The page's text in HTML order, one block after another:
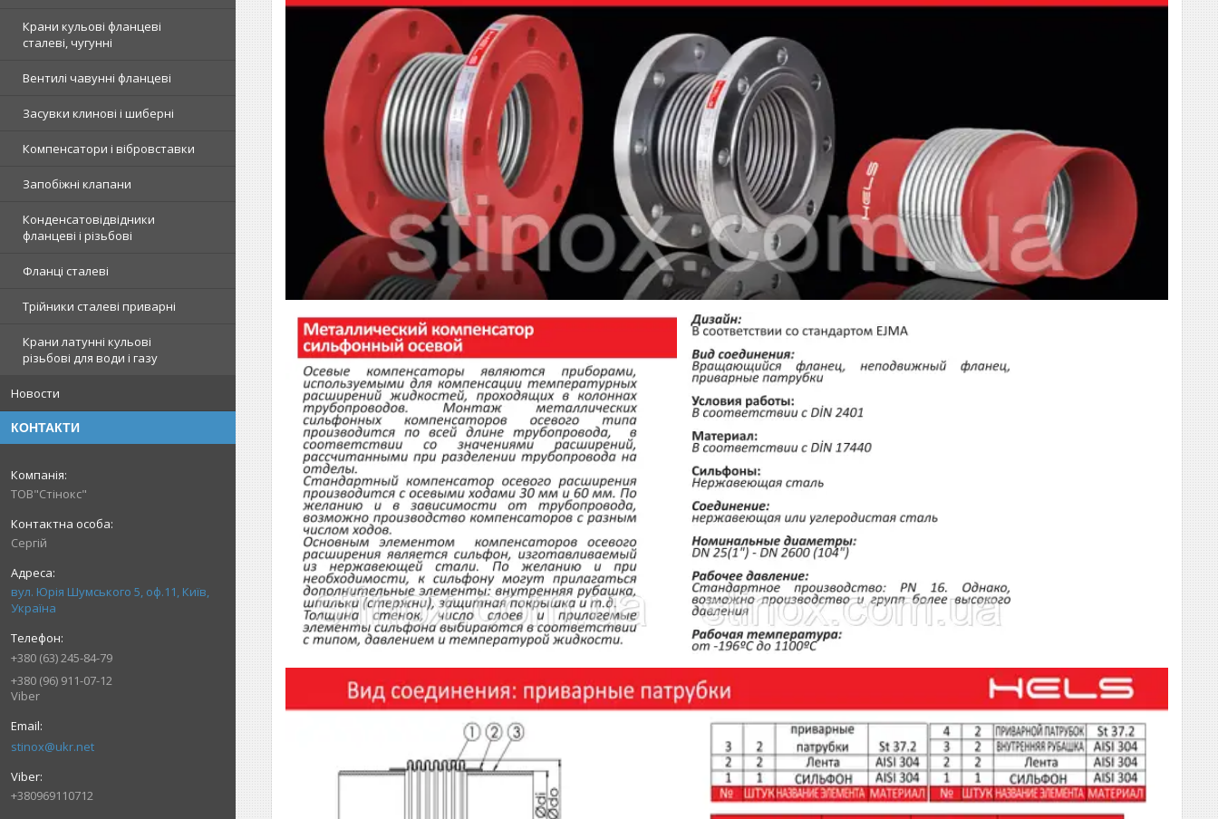
Крани кульові фланцеві
сталеві, чугунні
Вентилі чавунні фланцеві
Засувки клинові і шиберні
Компенсатори і вібровставки
Запобіжні клапани
Конденсатовідвідники
фланцеві і різьбові
Фланці сталеві
Трійники сталеві приварні
Крани латунні кульові
різьбові для води і газу
Новости
КОНТАКТИ
ТОВ"Стінокс"
Сергій
вул. Юрія Шумського 5, оф.11, Київ,
Україна
+380 (63) 245-84-79
+380 (96) 911-07-12
Viber
stinox@ukr.net
+380969110712